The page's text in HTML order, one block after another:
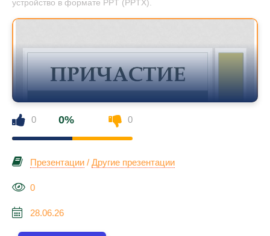
устройство в формате PPT (PPTX).
0 0% 0
Презентации / Другие презентации
0
28.06.26